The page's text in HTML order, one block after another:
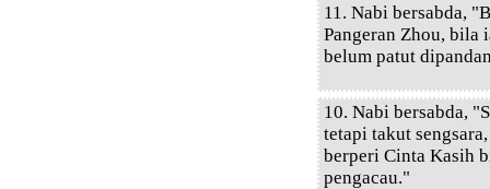
11. Nabi bersabda,
Pangeran Zhou, bila
belum patut
10. Nabi bersabda,
tetapi takut
berperi Cinta Kasih
pengacau."